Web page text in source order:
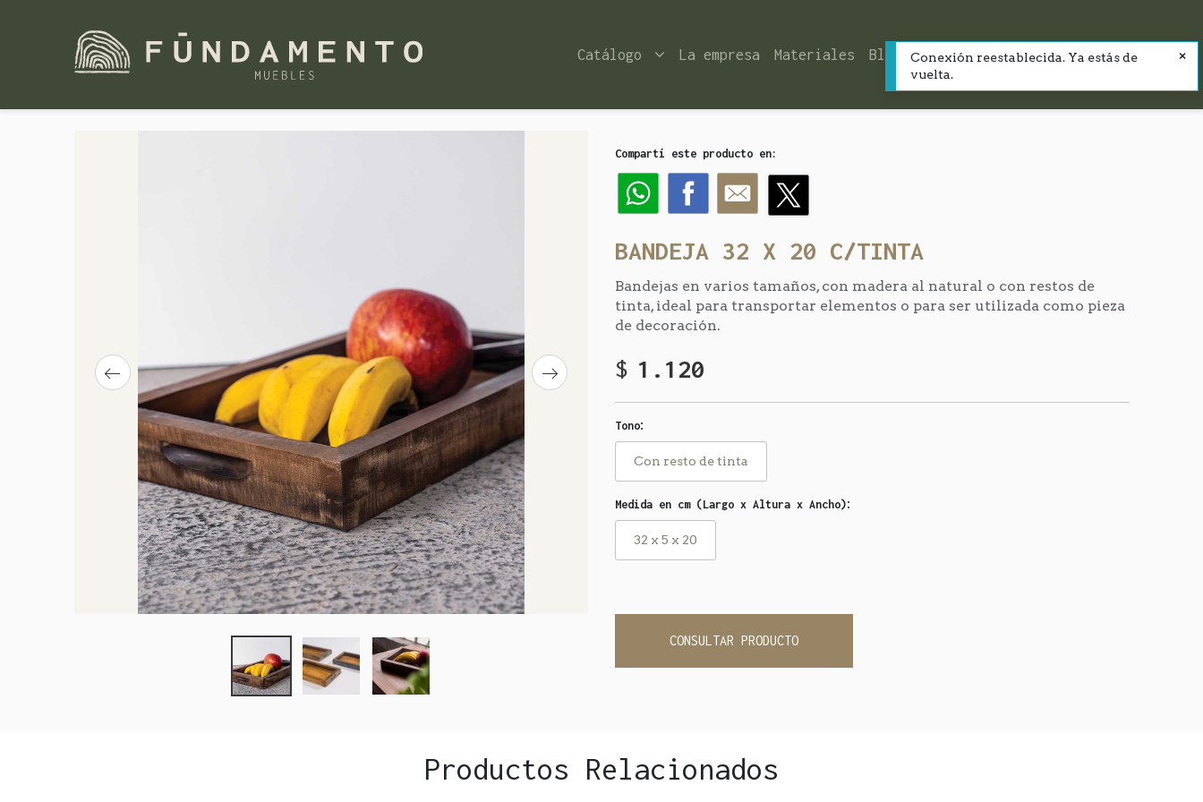
Catálogo La empresa Materiales Blog Contacto
Compartí este producto en:
BANDEJA 32 X 20 C/TINTA
Bandejas en varios tamaños, con madera al natural o con restos de
tinta, ideal para transportar elementos o para ser utilizada como pieza
de decoración.
$1.120
Tono:
Con resto de tinta
Medida en cm (Largo x Altura x Ancho):
32 x 5 x 20
CONSULTAR PRODUCTO
Productos Relacionados
Conexión reestablecida. Ya estás de
vuelta.